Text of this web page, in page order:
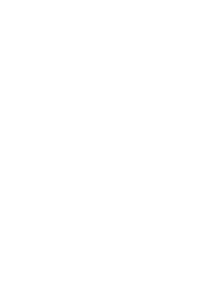
par les
et par la
délais peuvent
120 jours est en
En
de bons
dans certaines
mais leur
progresse avec la
son efficacité